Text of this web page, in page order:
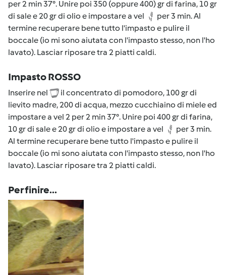
per 2 min 37°. Unire poi 350 (oppure 400) gr di farina, 10 gr
di sale e 20 gr di olio e impostare a vel
per 3 min. Al
termine recuperare bene tutto l'impasto e pulire il
boccale (io mi sono aiutata con l'impasto stesso, non l'ho
lavato). Lasciar riposare tra 2 piatti caldi.
Impasto ROSSO
Inserire nel
il concentrato di pomodoro, 100 gr di
lievito madre, 200 di acqua, mezzo cucchiaino di miele ed
impostare a vel 2 per 2 min 37°. Unire poi 400 gr di farina,
10 gr di sale e 20 gr di olio e impostare a vel
per 3 min.
Al termine recuperare bene tutto l'impasto e pulire il
boccale (io mi sono aiutata con l'impasto stesso, non l'ho
lavato). Lasciar riposare tra 2 piatti caldi.
Per finire...